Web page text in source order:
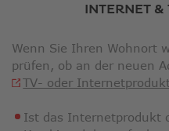
INTERNET
Wenn Sie Ihren Wohnort
prüfen, ob an der neuen
TV- oder
Ist das Internetprodukt